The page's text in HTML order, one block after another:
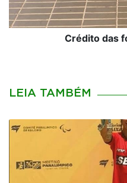
Crédito das
LEIA TAMBÉM